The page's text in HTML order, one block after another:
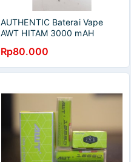
AUTHENTIC Baterai Vape
AWT HITAM 3000 mAH
Rp80.000